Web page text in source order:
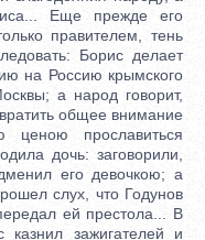
Еще прежде его
правителем, тень
Борис делает
на Россию крымского
а народ говорит,
общее внимание
прославиться
дочь: заговорили,
его девочкою; а
слух, что Годунов
ей престола... В
зажигателей и